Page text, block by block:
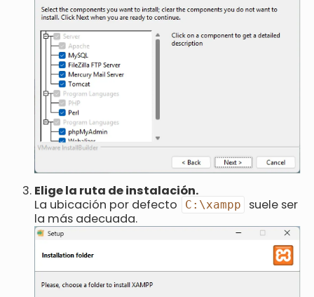
Elige la ruta de instalación.
La ubicación por defecto
C:\xampp
suele ser
la más adecuada.